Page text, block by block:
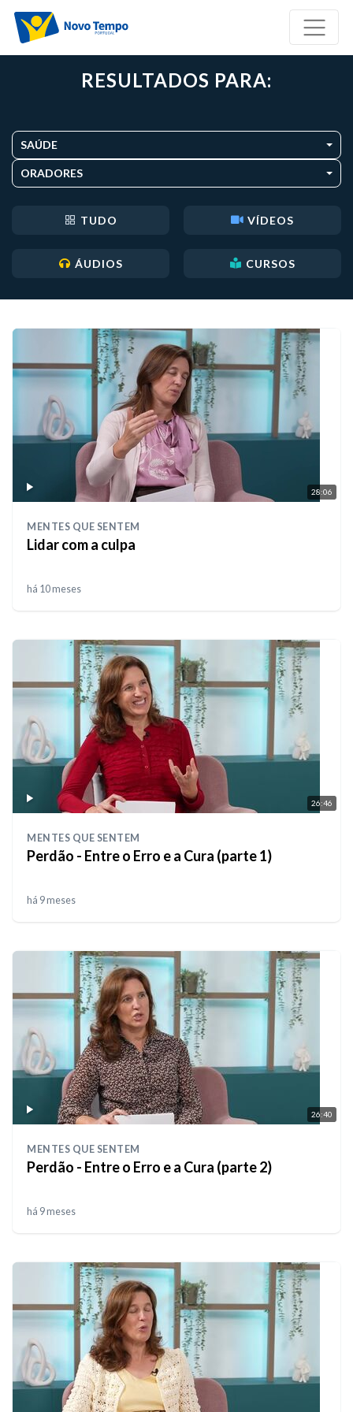
RESULTADOS PARA:
SAÚDE
ORADORES
TUDO VÍDEOS
ÁUDIOS CURSOS
28:06
MENTES QUE SENTEM
Lidar com a culpa
há 10 meses
26:46
MENTES QUE SENTEM
Perdão - Entre o Erro e a Cura (parte 1)
há 9 meses
26:40
MENTES QUE SENTEM
Perdão - Entre o Erro e a Cura (parte 2)
há 9 meses